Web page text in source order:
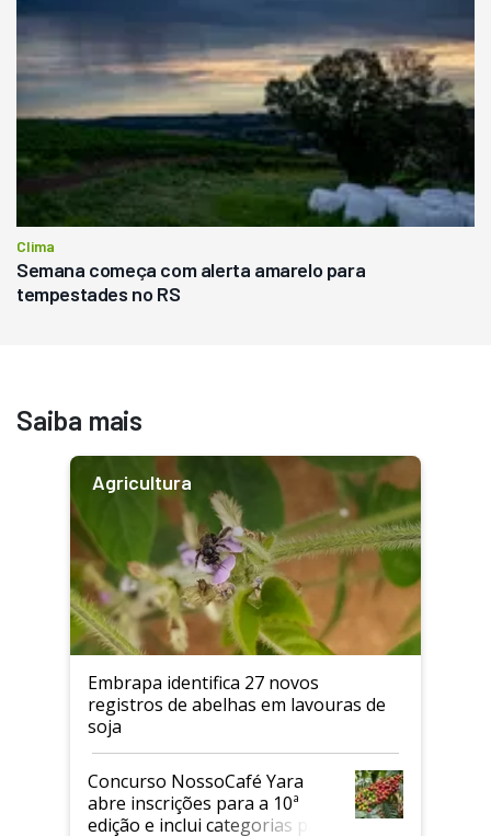
Clima
Semana começa com alerta amarelo para
tempestades no RS
Saiba mais
Agricultura
Embrapa identifica 27 novos
registros de abelhas em lavouras de
soja
Concurso NossoCafé Yara
abre inscrições para a 10ª
edição e inclui categorias para